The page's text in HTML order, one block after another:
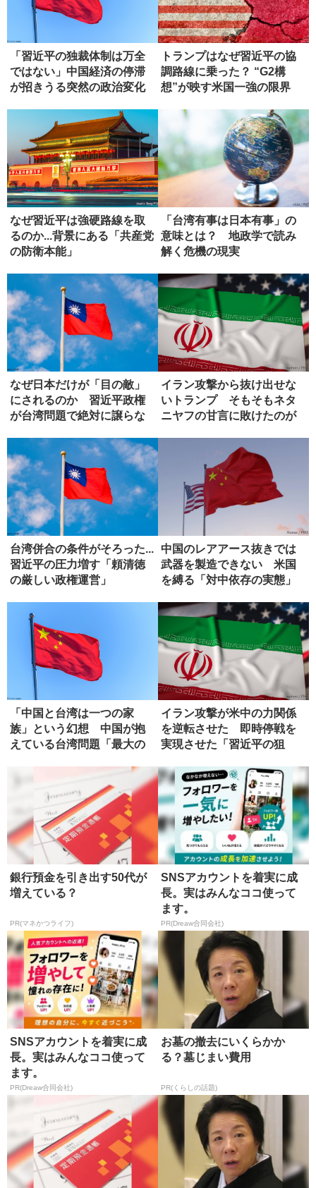
「習近平の独裁体制は万全
ではない」中国経済の停滞
が招きうる突然の政治変化
トランプはなぜ習近平の協
調路線に乗った？ “G2構
想”が映す米国一強の限界
なぜ習近平は強硬路線を取
るのか...背景にある「共産党
の防衛本能」
「台湾有事は日本有事」の
意味とは？ 地政学で読み
解く危機の現実
なぜ日本だけが「目の敵」
にされるのか 習近平政権
が台湾問題で絶対に譲らな
イラン攻撃から抜け出せな
いトランプ そもそもネタ
ニヤフの甘言に敗けたのが
台湾併合の条件がそろった...
習近平の圧力増す「頼清徳
の厳しい政権運営」
中国のレアアース抜きでは
武器を製造できない 米国
を縛る「対中依存の実態」
「中国と台湾は一つの家
族」という幻想 中国が抱
えている台湾問題「最大の
イラン攻撃が米中の力関係
を逆転させた 即時停戦を
実現させた「習近平の狙
銀行預金を引き出す50代が
増えている？
PR(マネかつライフ)
SNSアカウントを着実に成
長。実はみんなココ使って
ます。
PR(Dreaw合同会社)
SNSアカウントを着実に成
長。実はみんなココ使って
ます。
PR(Dreaw合同会社)
お墓の撤去にいくらかか
る？墓じまい費用
PR(くらしの話題)